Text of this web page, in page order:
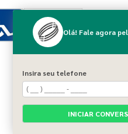
Home
Sobre nós
Blog
Serviços
Olá! Fale agora
Insira seu telefone
INICIAR